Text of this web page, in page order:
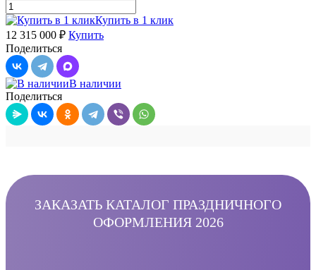
Купить в 1 клик
12 315 000 ₽ Купить
Поделиться
В наличии
Поделиться
ЗАКАЗАТЬ КАТАЛОГ ПРАЗДНИЧНОГО
ОФОРМЛЕНИЯ 2026